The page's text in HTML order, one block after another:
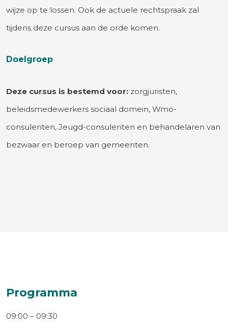
wijze op te lossen. Ook de actuele rechtspraak zal
tijdens deze cursus aan de orde komen.
Doelgroep
Deze cursus is bestemd voor: zorgjuristen,
beleidsmedewerkers sociaal domein, Wmo-
consulenten, Jeugd-consulenten en behandelaren van
bezwaar en beroep van gemeenten.
Programma
09:00 – 09:30